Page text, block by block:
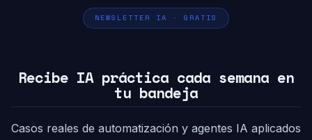
NEWSLETTER IA · GRATIS
Recibe IA práctica cada semana en
tu bandeja
Casos reales de automatización y agentes IA aplicados